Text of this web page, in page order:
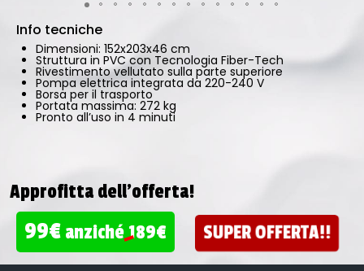
Info tecniche
Dimensioni: 152x203x46 cm
Struttura in PVC con Tecnologia Fiber-Tech
Rivestimento vellutato sulla parte superiore
Pompa elettrica integrata da 220-240 V
Borsa per il trasporto
Portata massima: 272 kg
Pronto all’uso in 4 minuti
Approfitta dell'offerta!
99€ anziché189€ SUPER OFFERTA!!